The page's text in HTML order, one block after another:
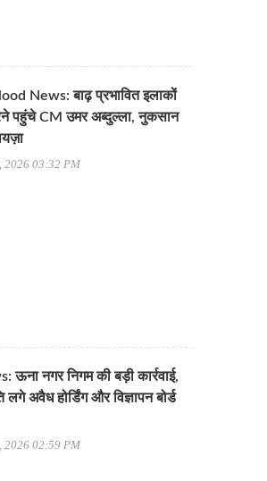
News: बाढ़ प्रभावित इलाकों
पहुंचे CM उमर अब्दुल्ला, नुकसान
2026 03:32 PM
ऊना नगर निगम की बड़ी कार्रवाई,
लगे अवैध होर्डिंग और विज्ञापन बोर्ड
2026 02:59 PM